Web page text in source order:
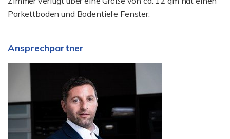
Parkettboden und Bodentiefe Fenster.
Ansprechpartner